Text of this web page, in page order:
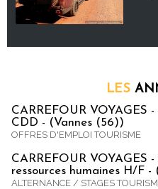
LES
CARREFOUR VOYAGES
CDD - (Vannes (56))
OFFRES D'EMPLOI TOURISME
CARREFOUR VOYAGES
ressources humaines H/F
ALTERNANCE / STAGES